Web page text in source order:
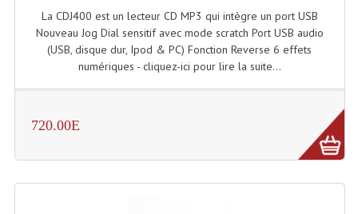
Dispatches
Filtres Et Divers
Gyrophares À Leds
La CDJ400 est un lecteur CD MP3 qui intègre un port USB
Nouveau Jog Dial sensitif avec mode scratch Port USB audio
(USB, disque dur, Ipod & PC) Fonction Reverse 6 effets
numériques - cliquez-ici pour lire la suite...
720.00E